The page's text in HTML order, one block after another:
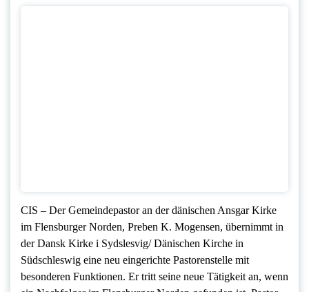
CIS – Der Gemeindepastor an der dänischen Ansgar Kirke
im Flensburger Norden, Preben K. Mogensen, übernimmt in
der Dansk Kirke i Sydslesvig/ Dänischen Kirche in
Südschleswig eine neu eingerichte Pastorenstelle mit
besonderen Funktionen. Er tritt seine neue Tätigkeit an, wenn